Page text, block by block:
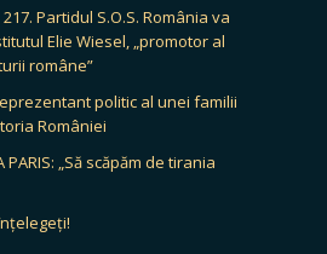
217. Partidul S.O.S. România va
Elie Wiesel, „promotor al
române”
politic al unei familii
României
PARIS: „Să scăpăm de tirania